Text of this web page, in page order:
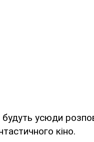
будуть усюди
кіно.